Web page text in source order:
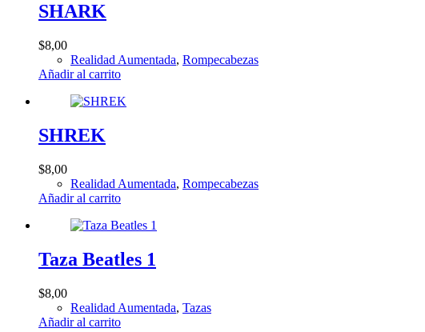
SHARK
$8,00
Realidad Aumentada, Rompecabezas
Añadir al carrito
SHREK
$8,00
Realidad Aumentada, Rompecabezas
Añadir al carrito
Taza Beatles 1
$8,00
Realidad Aumentada, Tazas
Añadir al carrito